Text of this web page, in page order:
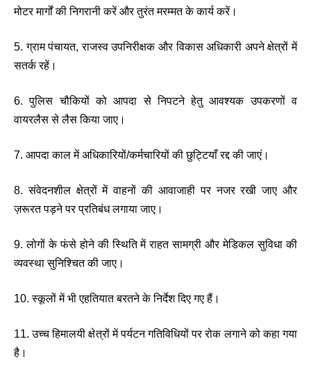
मोटर मार्गों की निगरानी करें और तुरंत मरम्मत के कार्य करें।
5. ग्राम पंचायत, राजस्व उपनिरीक्षक और विकास अधिकारी अपने क्षेत्रों में
सतर्क रहें।
6. पुलिस चौकियों को आपदा से निपटने हेतु आवश्यक उपकरणों व
वायरलैस से लैस किया जाए।
7. आपदा काल में अधिकारियों/कर्मचारियों की छुट्टियाँ रद्द की जाएं।
8. संवेदनशील क्षेत्रों में वाहनों की आवाजाही पर नजर रखी जाए और
ज़रूरत पड़ने पर प्रतिबंध लगाया जाए।
9. लोगों के फंसे होने की स्थिति में राहत सामग्री और मेडिकल सुविधा की
व्यवस्था सुनिश्चित की जाए।
10. स्कूलों में भी एहतियात बरतने के निर्देश दिए गए हैं।
11. उच्च हिमालयी क्षेत्रों में पर्यटन गतिविधियों पर रोक लगाने को कहा गया
है।